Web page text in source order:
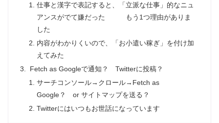
仕事と漢字で表記すると、「立派な仕事」的なニュ
アンスがでて嫌だった もう1つ理由がありま
した
内容がわかりくいので、「お小遣い稼ぎ」を付け加
えてみた
Fetch as Googleで通知？ Twitterに投稿？
サーチコンソール→クロール→Fetch as
Google？ or サイトマップを送る？
Twitterにはいつもお世話になっています